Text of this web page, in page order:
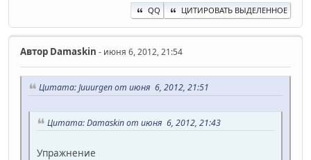
QQ ЦИТИРОВАТЬ ВЫДЕЛЕННОЕ
Автор Damaskin - июня 6, 2012, 21:54
Цитата: Juuurgen от июня 6, 2012, 21:51
Цитата: Damaskin от июня 6, 2012, 21:43
Упражнение